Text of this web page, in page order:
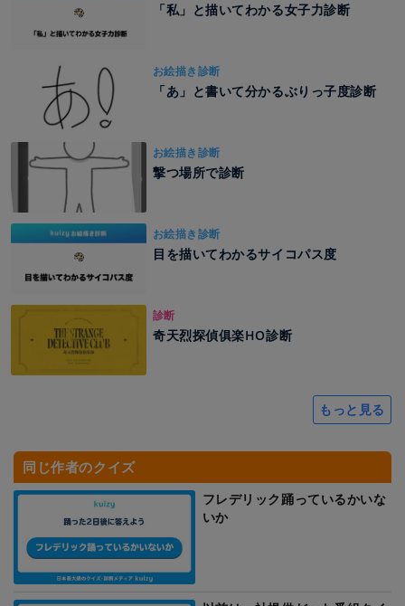
「私」と描いてわかる女子力診断
お絵描き診断
「あ」と書いて分かるぶりっ子度診断
お絵描き診断
撃つ場所で診断
お絵描き診断
目を描いてわかるサイコパス度
診断
奇天烈探偵俱楽HO診断
もっと見る
同じ作者のクイズ
フレデリック踊っているかいな
いか